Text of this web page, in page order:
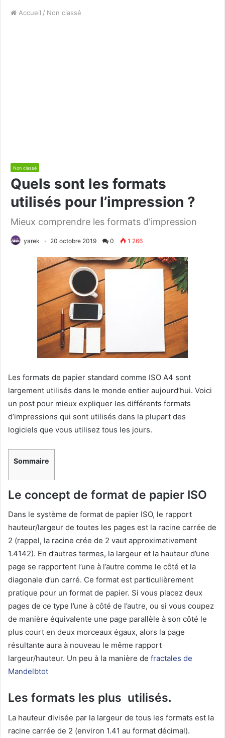
Accueil / Non classé
Non classé
Quels sont les formats
utilisés pour l’impression ?
Mieux comprendre les formats d'impression
yarek 20 octobre 2019 0 1 266
Les formats de papier standard comme ISO A4 sont
largement utilisés dans le monde entier aujourd’hui. Voici
un post pour mieux expliquer les différents formats
d’impressions qui sont utilisés dans la plupart des
logiciels que vous utilisez tous les jours.
Sommaire
Le concept de format de papier ISO
Dans le système de format de papier ISO, le rapport
hauteur/largeur de toutes les pages est la racine carrée de
2 (rappel, la racine crée de 2 vaut approximativement
1.4142). En d’autres termes, la largeur et la hauteur d’une
page se rapportent l’une à l’autre comme le côté et la
diagonale d’un carré. Ce format est particulièrement
pratique pour un format de papier. Si vous placez deux
pages de ce type l’une à côté de l’autre, ou si vous coupez
de manière équivalente une page parallèle à son côté le
plus court en deux morceaux égaux, alors la page
résultante aura à nouveau le même rapport
largeur/hauteur. Un peu à la manière de fractales de
Mandelbtot
Les formats les plus utilisés.
La hauteur divisée par la largeur de tous les formats est la
racine carrée de 2 (environ 1.41 au format décimal).